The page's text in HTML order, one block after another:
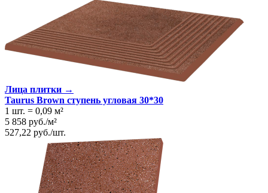
Лица плитки →
Taurus Brown ступень угловая 30*30
1 шт. = 0,09 м²
5 858 руб./м²
527,22 руб./шт.